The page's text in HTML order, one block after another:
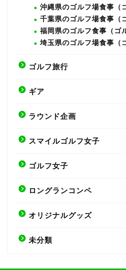
沖縄県のゴルフ場食事（
千葉県のゴルフ場食事（
福岡県のゴルフ食事（ゴ
埼玉県のゴルフ場食事（
ゴルフ旅行
ギア
ラウンド企画
スマイルゴルフ女子
ゴルフ女子
ロングランコンペ
オリジナルグッズ
未分類